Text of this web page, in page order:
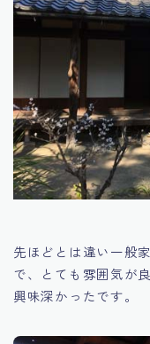
先ほどとは違い一般
で、とても雰囲気が
興味深かったです。